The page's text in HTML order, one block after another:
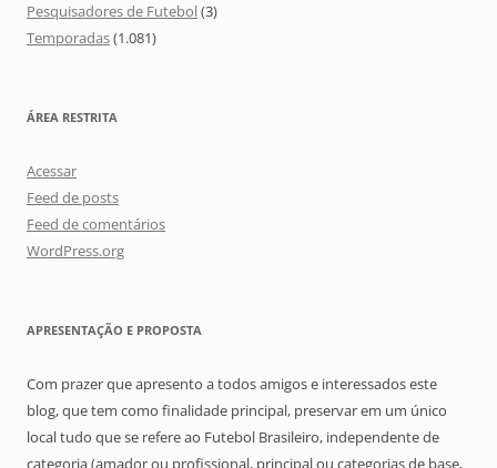
Pesquisadores de Futebol(3)
Temporadas(1.081)
ÁREA RESTRITA
Acessar
Feed de posts
Feed de comentários
WordPress.org
APRESENTAÇÃO E PROPOSTA
Com prazer que apresento a todos amigos e interessados este
blog, que tem como finalidade principal, preservar em um único
local tudo que se refere ao Futebol Brasileiro, independente de
categoria (amador ou profissional, principal ou categorias de base,